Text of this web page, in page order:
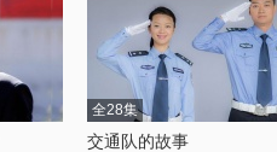
全28集
交通队的故事